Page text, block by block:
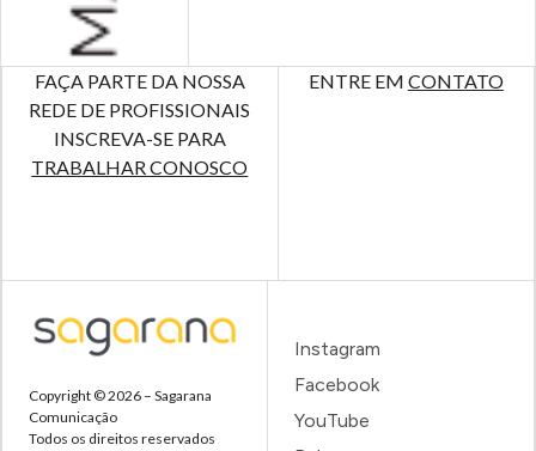
FAÇA PARTE DA NOSSA
REDE DE PROFISSIONAIS
INSCREVA-SE PARA
TRABALHAR CONOSCO
ENTRE EM CONTATO
Copyright © 2026 – Sagarana
Comunicação
Todos os direitos reservados
Instagram
Facebook
YouTube